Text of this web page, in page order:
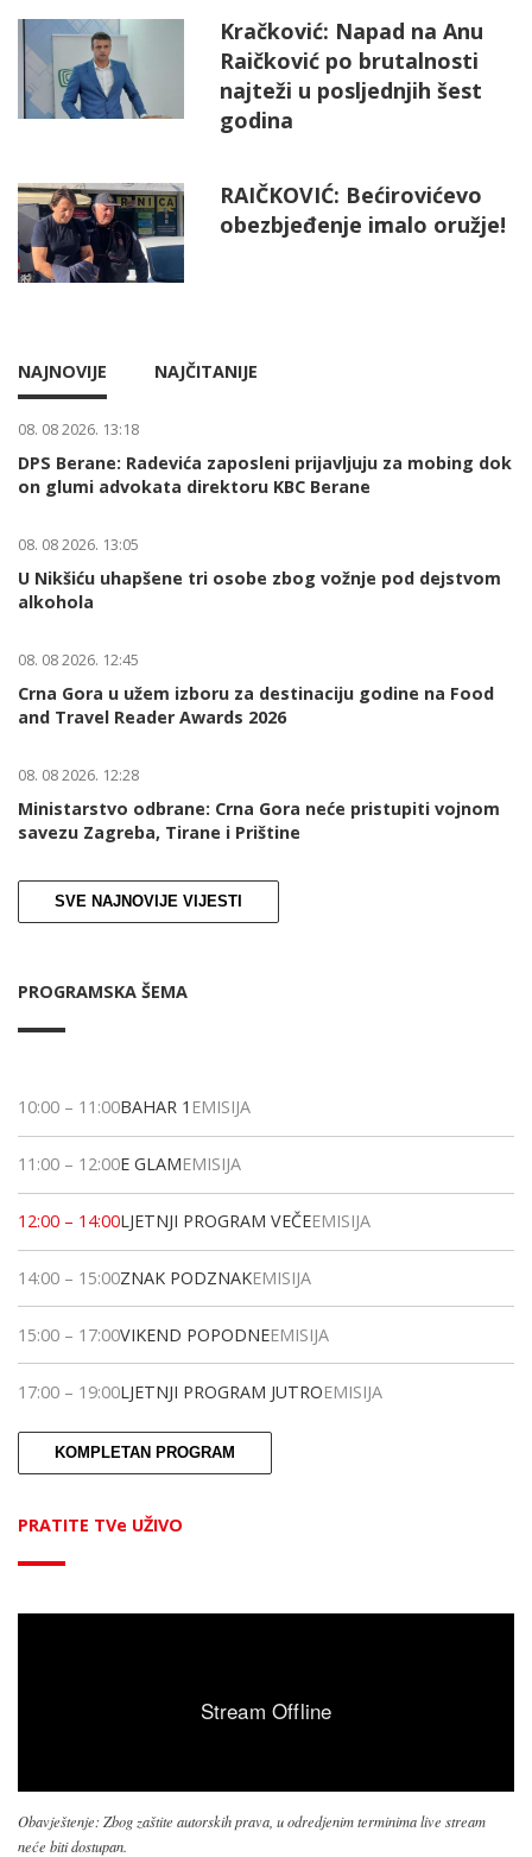
Kračković: Napad na Anu
Raičković po brutalnosti
najteži u posljednjih šest
godina
RAIČKOVIĆ: Bećirovićevo
obezbjeđenje imalo oružje!
NAJNOVIJE NAJČITANIJE
08. 08 2026. 13:18
DPS Berane: Radevića zaposleni prijavljuju za mobing dok
on glumi advokata direktoru KBC Berane
08. 08 2026. 13:05
U Nikšiću uhapšene tri osobe zbog vožnje pod dejstvom
alkohola
08. 08 2026. 12:45
Crna Gora u užem izboru za destinaciju godine na Food
and Travel Reader Awards 2026
08. 08 2026. 12:28
Ministarstvo odbrane: Crna Gora neće pristupiti vojnom
savezu Zagreba, Tirane i Prištine
SVE NAJNOVIJE VIJESTI
PROGRAMSKA ŠEMA
10:00 – 11:00BAHAR 1 EMISIJA
11:00 – 12:00E GLAMEMISIJA
12:00 – 14:00LJETNJI PROGRAM VEČEEMISIJA
14:00 – 15:00ZNAK PODZNAKEMISIJA
15:00 – 17:00VIKEND POPODNEEMISIJA
17:00 – 19:00LJETNJI PROGRAM JUTROEMISIJA
KOMPLETAN PROGRAM
PRATITE TVe UŽIVO
Obavještenje: Zbog zaštite autorskih prava, u odredjenim terminima live stream
neće biti dostupan.